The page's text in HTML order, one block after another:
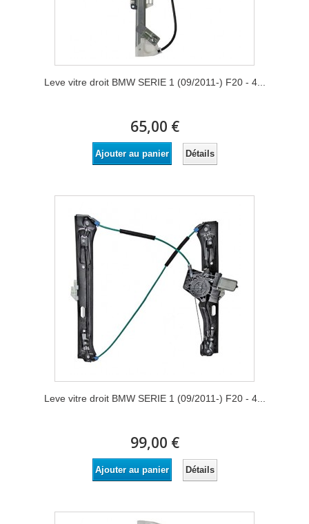
Leve vitre droit BMW SERIE 1 (09/2011-) F20 - 4...
65,00 €
Ajouter au panier Détails
Leve vitre droit BMW SERIE 1 (09/2011-) F20 - 4...
99,00 €
Ajouter au panier Détails